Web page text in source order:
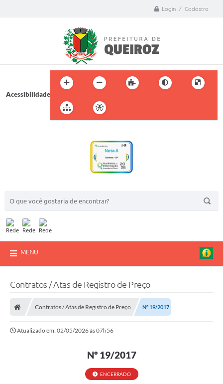
Login / Cadastro
Acessibilidade
MENU
Contratos / Atas de Registro de Preço
Contratos / Atas de Registro de Preço Nº 19/2017
Atualizado em: 02/05/2026 às 07h56
Nº 19/2017
ENCERRADO